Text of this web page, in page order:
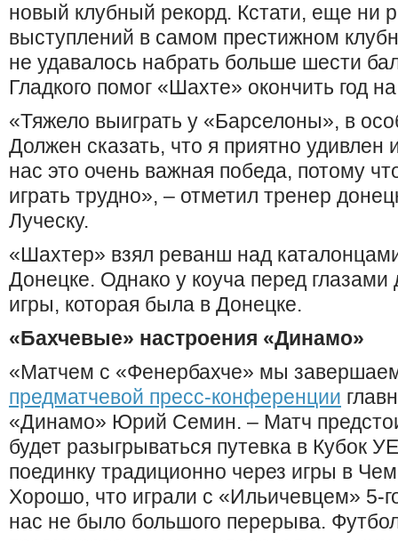
новый клубный рекорд. Кстати, еще ни
выступлений в самом престижном
не удавалось набрать больше шести
Гладкого помог «Шахте» окончить год
«Тяжело выиграть у «Барселоны», в
Должен сказать, что я приятно удивлен
нас это очень важная победа, потому
играть трудно», – отметил тренер
Луческу.
«Шахтер» взял реванш над
Донецке. Однако у коуча перед
игры, которая была в Донецке.
«Бахчевые» настроения «Динамо»
«Матчем с «Фенербахче» мы
предматчевой пресс-конференции
«Динамо» Юрий Семин. – Матч
будет разыгрываться путевка в Кубок
поединку традиционно через игры в
Хорошо, что играли с «Ильичевцем» 5-
нас не было большого перерыва.